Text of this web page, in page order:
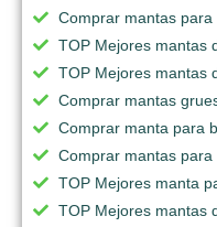
Comprar mantas
TOP Mejores mantas
TOP Mejores mantas
Comprar mantas
Comprar manta para
Comprar mantas para
TOP Mejores manta
TOP Mejores mantas